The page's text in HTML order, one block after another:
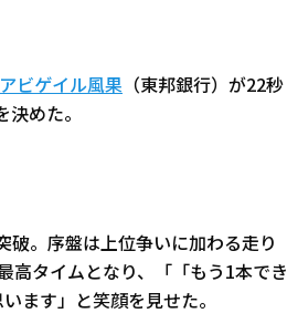
ビゲイル風果 （東邦銀行）が22秒
めた。
破。序盤は上位争いに加わる走り
高タイムとなり、「「もう1本でき
ます」と笑顔を見せた。